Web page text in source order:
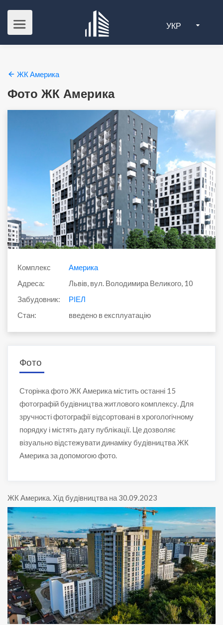
УКР
ЖК Америка
Фото ЖК Америка
Комплекс
Америка
Адреса:
Львів, вул. Володимира Великого, 10
Забудовник:
РІЕЛ
Стан:
введено в експлуатацію
Фото
Сторінка фото ЖК Америка містить останні 15
фотографій будівництва житлового комплексу. Для
зручності фотографії відсортовані в хрогологічному
порядку і містять дату публікації. Це дозволяє
візуально відстежувати динаміку будівництва ЖК
Америка за допомогою фото.
ЖК Америка. Хід будівництва на 30.09.2023